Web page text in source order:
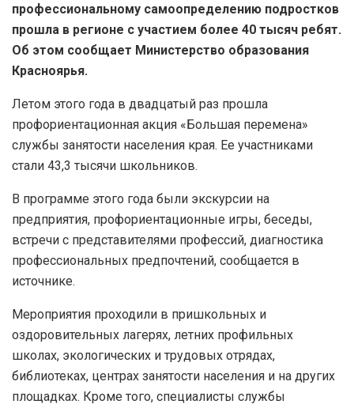
профессиональному самоопределению подростков
прошла в регионе с участием более 40 тысяч ребят.
Об этом сообщает Министерство образования
Красноярья.
Летом этого года в двадцатый раз прошла
профориентационная акция «Большая перемена»
службы занятости населения края. Ее участниками
стали 43,3 тысячи школьников.
В программе этого года были экскурсии на
предприятия, профориентационные игры, беседы,
встречи с представителями профессий, диагностика
профессиональных предпочтений, сообщается в
источнике.
Мероприятия проходили в пришкольных и
оздоровительных лагерях, летних профильных
школах, экологических и трудовых отрядах,
библиотеках, центрах занятости населения и на других
площадках. Кроме того, специалисты службы